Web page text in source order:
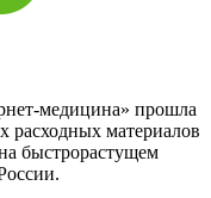
медицина» прошла
расходных материалов
быстрорастущем